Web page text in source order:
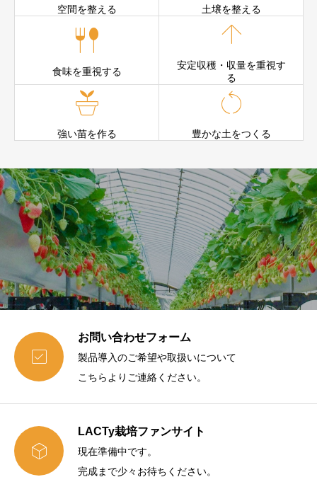
空間を整える 土壌を整える

食味を重視する

安定収穫・収量を重視す
る

強い苗を作る

豊かな土をつくる

お問い合わせフォーム
製品導入のご希望や取扱いについて
こちらよりご連絡ください。

LACTy栽培ファンサイト
現在準備中です。
完成まで少々お待ちください。